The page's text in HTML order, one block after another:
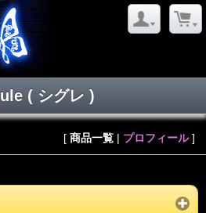
( シグレ )
[ 商品一覧 | プロフィール]